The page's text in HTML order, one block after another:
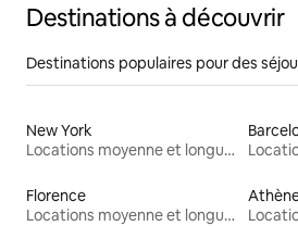
Destinations à découvrir
Destinations populaires pour des
New York
Locations moyenne et longue durée
Florence
Locations moyenne et longue durée